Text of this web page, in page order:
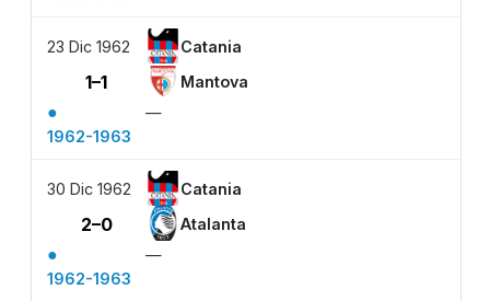
23 Dic 1962 Catania
1–1 Mantova
●
—
1962-1963
30 Dic 1962 Catania
2–0 Atalanta
●
—
1962-1963